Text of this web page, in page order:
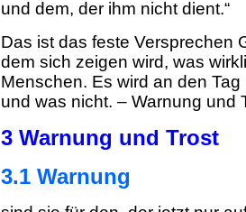
und dem, der ihm nicht dient.“
Das ist das feste Versprechen
dem sich zeigen wird, was
Menschen. Es wird an den
und was nicht. – Warnung und
3 Warnung und Trost
3.1 Warnung